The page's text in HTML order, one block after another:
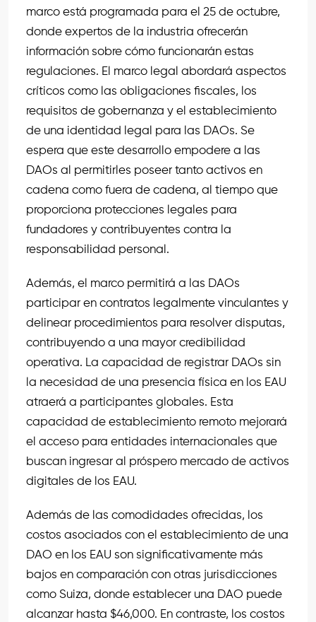
marco está programada para el 25 de octubre,
donde expertos de la industria ofrecerán
información sobre cómo funcionarán estas
regulaciones. El marco legal abordará aspectos
críticos como las obligaciones fiscales, los
requisitos de gobernanza y el establecimiento
de una identidad legal para las DAOs. Se
espera que este desarrollo empodere a las
DAOs al permitirles poseer tanto activos en
cadena como fuera de cadena, al tiempo que
proporciona protecciones legales para
fundadores y contribuyentes contra la
responsabilidad personal.
Además, el marco permitirá a las DAOs
participar en contratos legalmente vinculantes y
delinear procedimientos para resolver disputas,
contribuyendo a una mayor credibilidad
operativa. La capacidad de registrar DAOs sin
la necesidad de una presencia física en los EAU
atraerá a participantes globales. Esta
capacidad de establecimiento remoto mejorará
el acceso para entidades internacionales que
buscan ingresar al próspero mercado de activos
digitales de los EAU.
Además de las comodidades ofrecidas, los
costos asociados con el establecimiento de una
DAO en los EAU son significativamente más
bajos en comparación con otras jurisdicciones
como Suiza, donde establecer una DAO puede
alcanzar hasta $46,000. En contraste, los costos